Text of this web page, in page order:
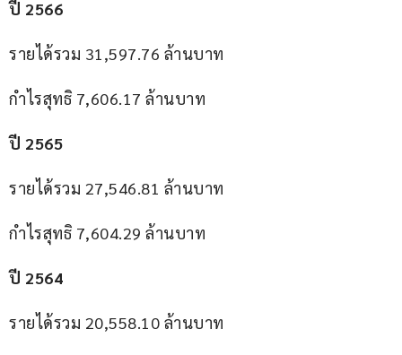
ปี 2566
รายได้รวม 31,597.76 ล้านบาท
กำไรสุทธิ 7,606.17 ล้านบาท
ปี 2565
รายได้รวม 27,546.81 ล้านบาท
กำไรสุทธิ 7,604.29 ล้านบาท
ปี 2564
รายได้รวม 20,558.10 ล้านบาท